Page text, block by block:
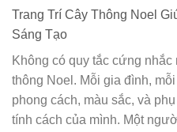
Trang Trí Cây Thông Noel
Sáng Tạo
Không có quy tắc cứng
thông Noel. Mỗi gia đình,
phong cách, màu sắc, và
tính cách của mình. Một